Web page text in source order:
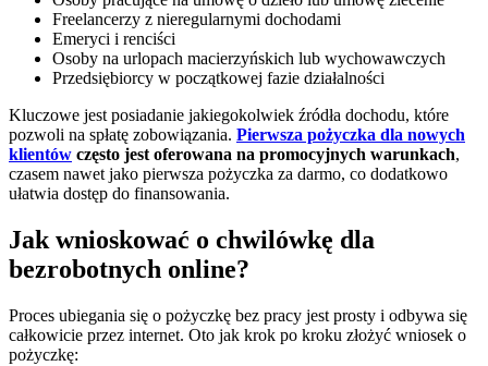
Freelancerzy z nieregularnymi dochodami
Emeryci i renciści
Osoby na urlopach macierzyńskich lub wychowawczych
Przedsiębiorcy w początkowej fazie działalności
Kluczowe jest posiadanie jakiegokolwiek źródła dochodu, które
pozwoli na spłatę zobowiązania. Pierwsza pożyczka dla nowych
klientów często jest oferowana na promocyjnych warunkach,
czasem nawet jako pierwsza pożyczka za darmo, co dodatkowo
ułatwia dostęp do finansowania.
Jak wnioskować o chwilówkę dla
bezrobotnych online?
Proces ubiegania się o pożyczkę bez pracy jest prosty i odbywa się
całkowicie przez internet. Oto jak krok po kroku złożyć wniosek o
pożyczkę: